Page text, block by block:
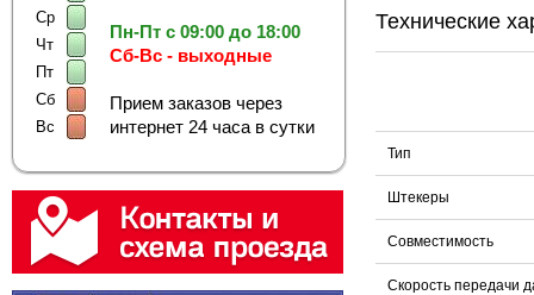
Ср
Чт
Пт
Сб
Вс
Пн-Пт с 09:00 до 18:00
Сб-Вс - выходные
Прием заказов через
интернет 24 часа в сутки
Технические
Тип
Штекеры
Совместимость
Скорость передачи